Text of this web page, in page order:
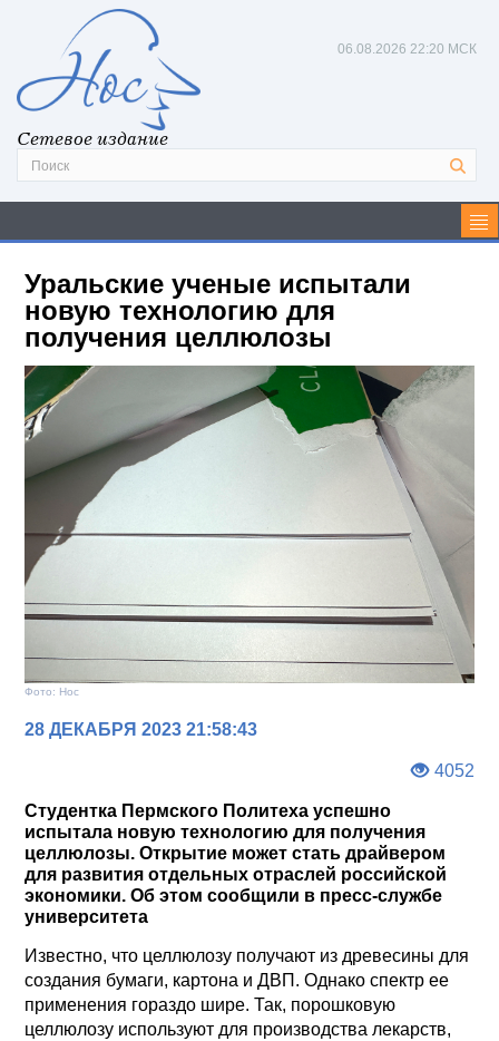
Сетевое издание
06.08.2026 22:20 МСК
Уральские ученые испытали
новую технологию для
получения целлюлозы
Фото: Нос
28 ДЕКАБРЯ 2023 21:58:43
4052
Студентка Пермского Политеха успешно
испытала новую технологию для получения
целлюлозы. Открытие может стать драйвером
для развития отдельных отраслей российской
экономики. Об этом сообщили в пресс-службе
университета
Известно, что целлюлозу получают из древесины для
создания бумаги, картона и ДВП. Однако спектр ее
применения гораздо шире. Так, порошковую
целлюлозу используют для производства лекарств,